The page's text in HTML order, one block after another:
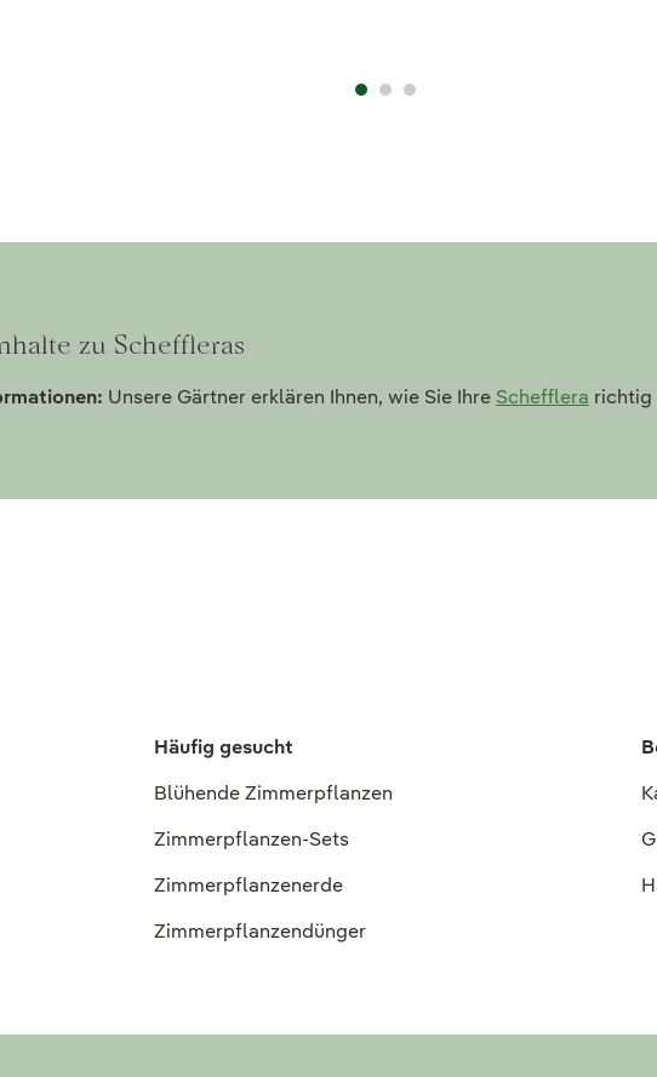
zu Scheffleras
Unsere Gärtner erklären Ihnen, wie Sie Ihre Schefflera richtig
Häufig gesucht
Blühende Zimmerpflanzen
Zimmerpflanzen-Sets
Zimmerpflanzenerde
Zimmerpflanzendünger